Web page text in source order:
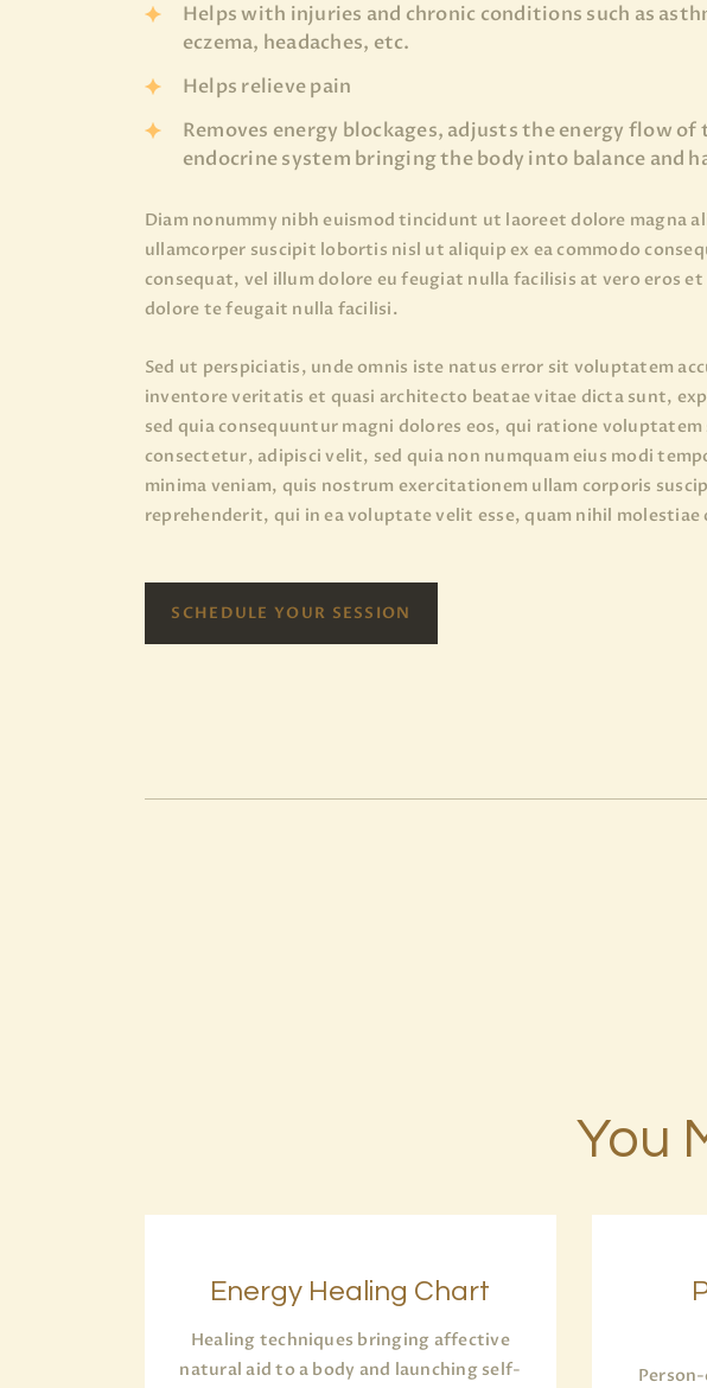
Helps with injuries and chronic conditions such as
eczema, headaches, etc.
Helps relieve pain
Removes energy blockages, adjusts the energy flow of
endocrine system bringing the body into balance and
Diam nonummy nibh euismod tincidunt ut laoreet dolore magna
ullamcorper suscipit lobortis nisl ut aliquip ex ea commodo
consequat, vel illum dolore eu feugiat nulla facilisis at vero eros
dolore te feugait nulla facilisi.
Sed ut perspiciatis, unde omnis iste natus error sit voluptatem
inventore veritatis et quasi architecto beatae vitae dicta sunt,
sed quia consequuntur magni dolores eos, qui ratione
consectetur, adipisci velit, sed quia non numquam eius modi
minima veniam, quis nostrum exercitationem ullam corporis
reprehenderit, qui in ea voluptate velit esse, quam nihil
SCHEDULE YOUR SESSION
You
Energy Healing Chart
Healing techniques bringing affective
natural aid to a body and launching self-